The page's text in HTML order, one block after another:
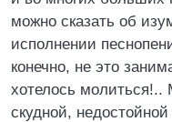
можно сказать об
исполнении
конечно, не это
хотелось
скудной,